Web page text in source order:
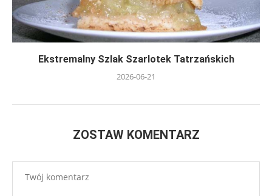
Ekstremalny Szlak Szarlotek Tatrzańskich
2026-06-21
ZOSTAW KOMENTARZ